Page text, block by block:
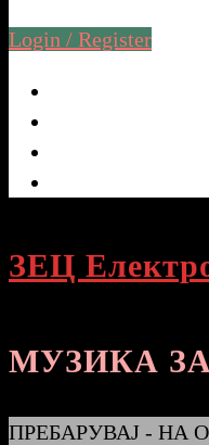
Login / Register
ЗЕЦ
МУЗИКА
ПРЕБАРУВАЈ - НА